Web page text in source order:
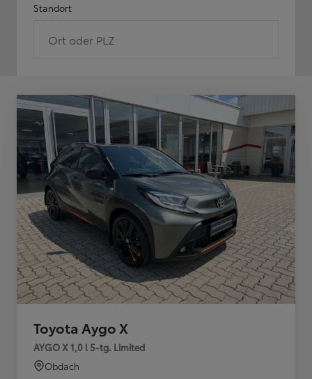
Standort
Ort oder PLZ
Toyota Aygo X
AYGO X 1,0 l 5-tg. Limited
Obdach